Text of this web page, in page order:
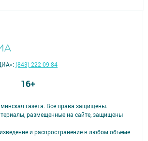
газета. Все права защищены.
размещенные на сайте, защищены
и распространение в любом объеме
(843) 222 09 84
16+